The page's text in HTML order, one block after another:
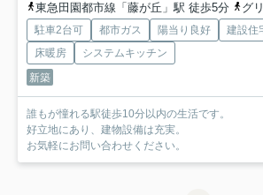
東急田園都市線「藤が丘」駅 徒歩5分
グリーン
駐車2台可 都市ガス 陽当り良好
建設住
床暖房
システムキッチン
新築
誰もが憧れる駅徒歩10分以内の生活です。
好立地にあり、建物設備は充実。
お気軽にお問い合わせください。